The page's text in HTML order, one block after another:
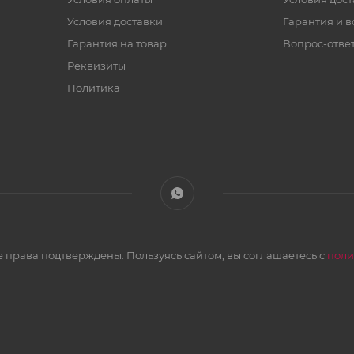
Условия доставки
Гарантия на товар
Реквизиты
Политика
Гарантия и
Вопрос-
подтверждены. Пользуясь сайтом, вы соглашаетесь с